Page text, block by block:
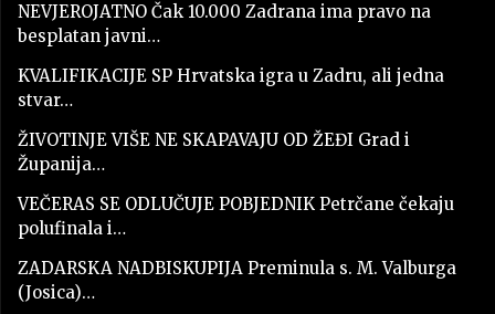
NEVJEROJATNO Čak 10.000 Zadrana ima pravo na
besplatan javni…
KVALIFIKACIJE SP Hrvatska igra u Zadru, ali jedna
stvar…
ŽIVOTINJE VIŠE NE SKAPAVAJU OD ŽEĐI Grad i
Županija…
VEČERAS SE ODLUČUJE POBJEDNIK Petrčane čekaju
polufinala i…
ZADARSKA NADBISKUPIJA Preminula s. M. Valburga
(Josica)…